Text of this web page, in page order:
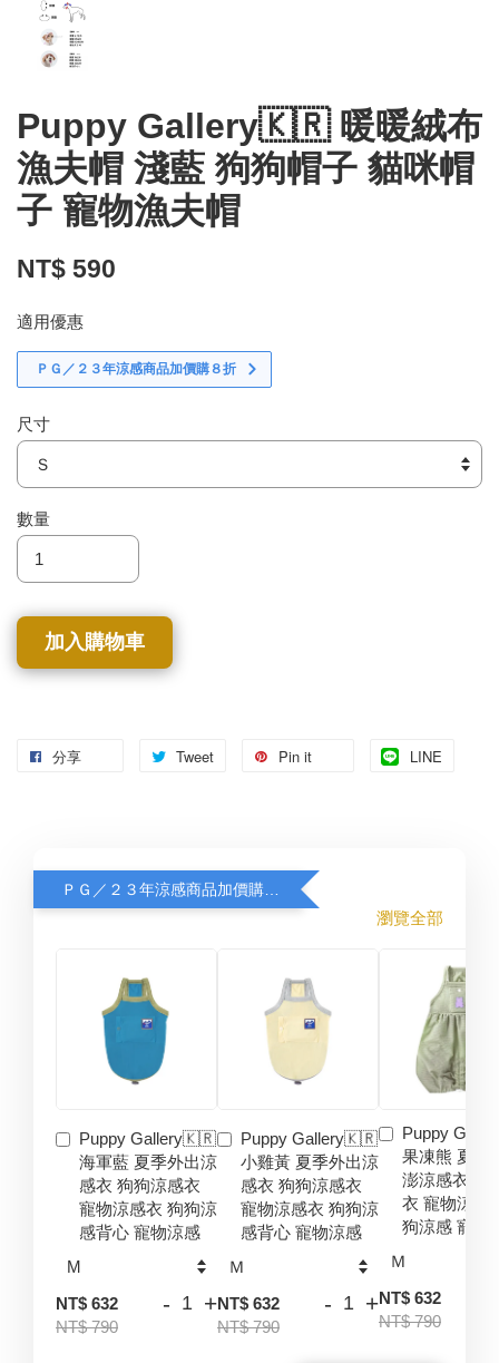
Puppy Gallery🇰🇷 暖暖絨布
漁夫帽 淺藍 狗狗帽子 貓咪帽
子 寵物漁夫帽
NT$ 590
適用優惠
ＰＧ／２３年涼感商品加價購８折
尺寸
數量
加入購物車
分享 Tweet Pin it LINE
瀏覽全部
Puppy Gallery🇰🇷
海軍藍 夏季外出涼
感衣 狗狗涼感衣
寵物涼感衣 狗狗涼
感背心 寵物涼感
NT$ 632
NT$ 790
- +
Puppy Gallery🇰🇷
小雞黃 夏季外出涼
感衣 狗狗涼感衣
寵物涼感衣 狗狗涼
感背心 寵物涼感
NT$ 632
NT$ 790
- +
Puppy
果凍熊 夏季
澎涼感衣 狗
衣 寵物涼感
狗涼感 寵物
NT$ 632
NT$ 790